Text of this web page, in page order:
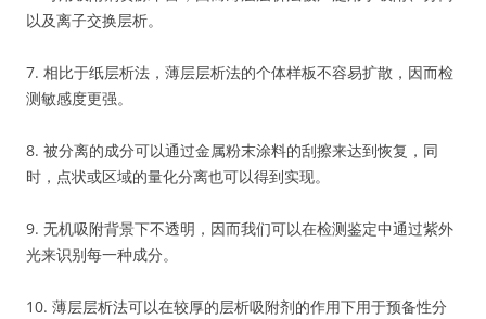
以及离子交换层析。
7. 相比于纸层析法，薄层层析法的个体样板不容易扩散，因而检
测敏感度更强。
8. 被分离的成分可以通过金属粉末涂料的刮擦来达到恢复，同
时，点状或区域的量化分离也可以得到实现。
9. 无机吸附背景下不透明，因而我们可以在检测鉴定中通过紫外
光来识别每一种成分。
10. 薄层层析法可以在较厚的层析吸附剂的作用下用于预备性分